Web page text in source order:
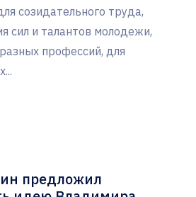
созидательного труда,
сил и талантов молодежи,
профессий, для
предложил